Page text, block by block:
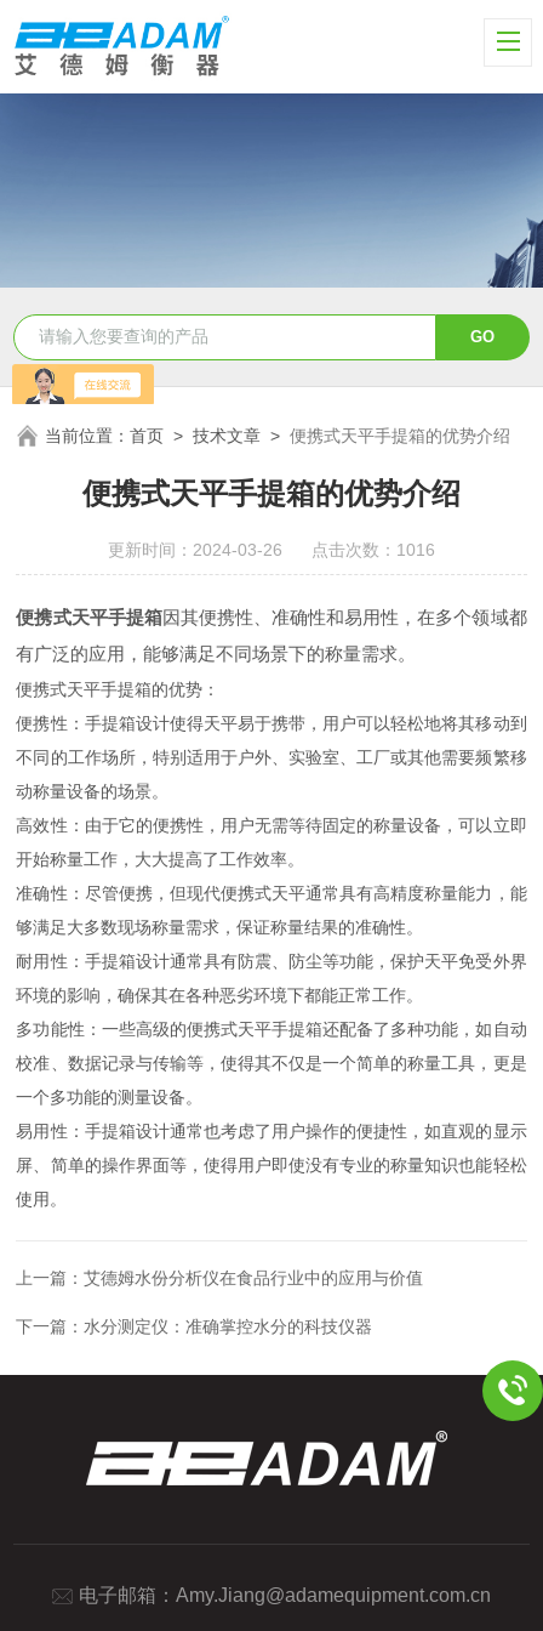
当前位置：首页 >技术文章 >便携式天平手提箱的优势介绍
便携式天平手提箱的优势介绍
更新时间：2024-03-26 点击次数：1016
便携式天平手提箱因其便携性、准确性和易用性，在多个领域都
有广泛的应用，能够满足不同场景下的称量需求。
便携式天平手提箱的优势：
便携性：手提箱设计使得天平易于携带，用户可以轻松地将其移动到
不同的工作场所，特别适用于户外、实验室、工厂或其他需要频繁移
动称量设备的场景。
高效性：由于它的便携性，用户无需等待固定的称量设备，可以立即
开始称量工作，大大提高了工作效率。
准确性：尽管便携，但现代便携式天平通常具有高精度称量能力，能
够满足大多数现场称量需求，保证称量结果的准确性。
耐用性：手提箱设计通常具有防震、防尘等功能，保护天平免受外界
环境的影响，确保其在各种恶劣环境下都能正常工作。
多功能性：一些高级的便携式天平手提箱还配备了多种功能，如自动
校准、数据记录与传输等，使得其不仅是一个简单的称量工具，更是
一个多功能的测量设备。
易用性：手提箱设计通常也考虑了用户操作的便捷性，如直观的显示
屏、简单的操作界面等，使得用户即使没有专业的称量知识也能轻松
使用。
上一篇：艾德姆水份分析仪在食品行业中的应用与价值
下一篇： 水分测定仪：准确掌控水分的科技仪器
电子邮箱： Amy.Jiang@adamequipment.com.cn